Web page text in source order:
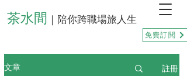
茶水間 ｜陪你跨職場旅人生
免費訂閱
文章 註冊